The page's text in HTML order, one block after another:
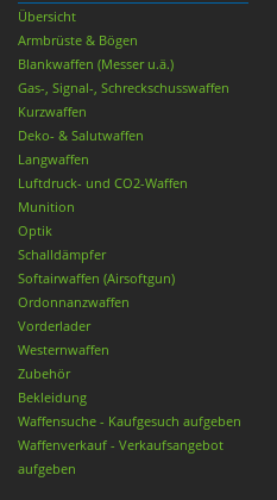
Übersicht
Armbrüste & Bögen
Blankwaffen (Messer u.ä.)
Gas-, Signal-, Schreckschusswaffen
Kurzwaffen
Deko- & Salutwaffen
Langwaffen
Luftdruck- und CO2-Waffen
Munition
Optik
Schalldämpfer
Softairwaffen (Airsoftgun)
Ordonnanzwaffen
Vorderlader
Westernwaffen
Zubehör
Bekleidung
Waffensuche - Kaufgesuch aufgeben
Waffenverkauf - Verkaufsangebot
aufgeben